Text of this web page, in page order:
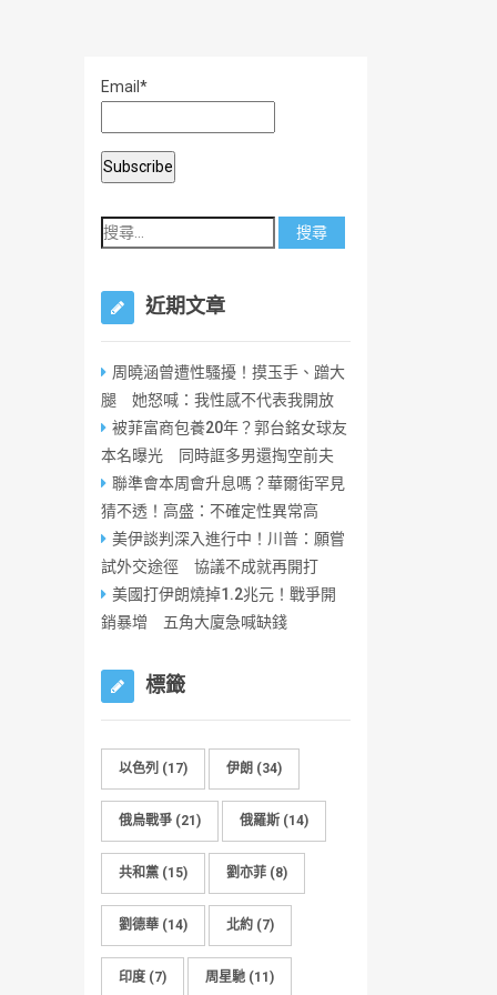
Email*
近期文章
周曉涵曾遭性騷擾！摸玉手、蹭大
腿 她怒喊：我性感不代表我開放
被菲富商包養20年？郭台銘女球友
本名曝光 同時誆多男還掏空前夫
聯準會本周會升息嗎？華爾街罕見
猜不透！高盛：不確定性異常高
美伊談判深入進行中！川普：願嘗
試外交途徑 協議不成就再開打
美國打伊朗燒掉1.2兆元！戰爭開
銷暴增 五角大廈急喊缺錢
標籤
以色列 (17) 伊朗 (34)
俄烏戰爭 (21) 俄羅斯 (14)
共和黨 (15) 劉亦菲 (8)
劉德華 (14) 北約 (7)
印度 (7) 周星馳 (11)